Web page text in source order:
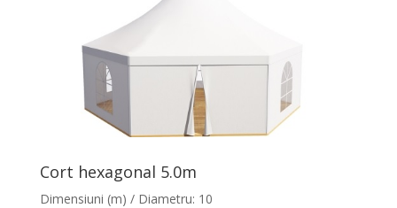
Cort hexagonal 5.0m
Dimensiuni (m) / Diametru: 10